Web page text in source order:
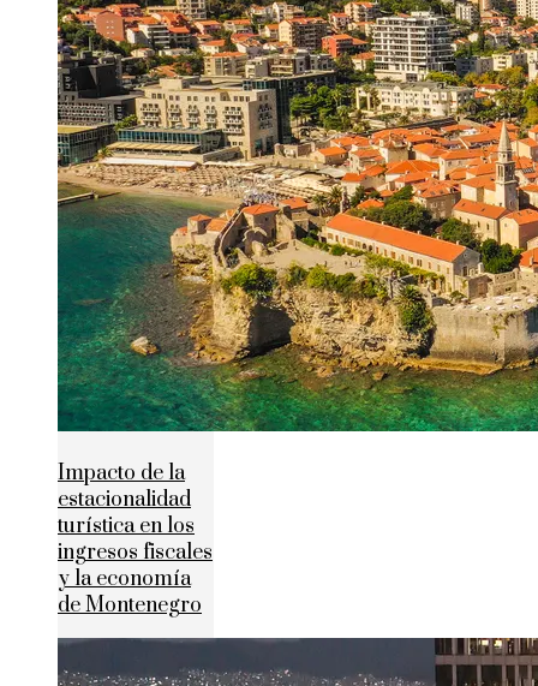
Impacto de la
estacionalidad
turística en los
ingresos fiscales
y la economía
de Montenegro